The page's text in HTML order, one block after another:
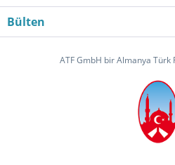
Bülten
ATF GmbH bir Almanya